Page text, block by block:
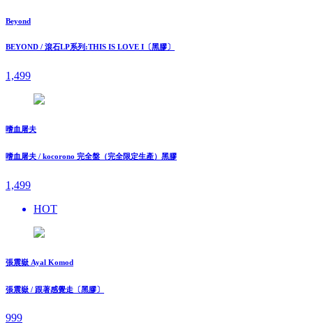
Beyond
BEYOND / 滾石LP系列:THIS IS LOVE I〔黑膠〕
1,499
嗜血屠夫
嗜血屠夫 / kocorono 完全盤（完全限定生產）黑膠
1,499
HOT
張震嶽 Ayal Komod
張震嶽 / 跟著感覺走〔黑膠〕
999